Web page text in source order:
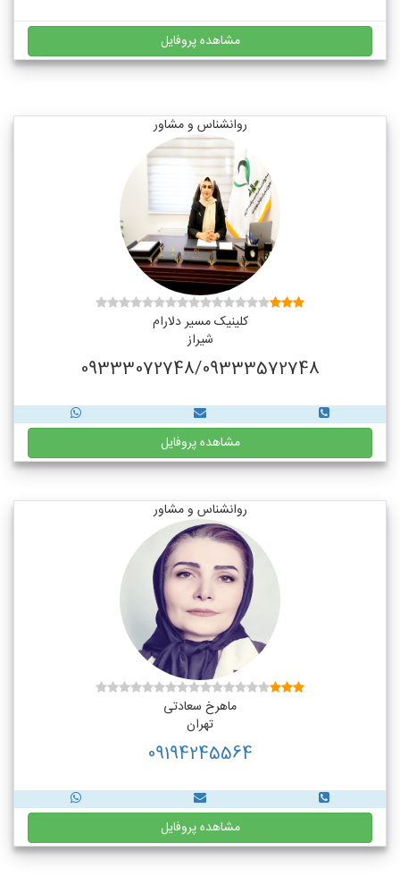
مشاهده پروفایل
روانشناس و مشاور
کلینیک مسیر دلارام
شیراز
09333072748/09333572748
مشاهده پروفایل
روانشناس و مشاور
ماهرخ سعادتی
تهران
09194245564
مشاهده پروفایل